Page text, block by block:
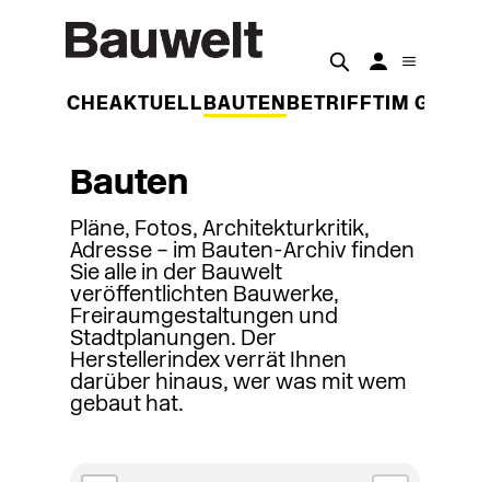
WOCHEAKTUELL BAUTEN BETRIFFT IM
Bauten
Pläne, Fotos, Architekturkritik,
Adresse – im Bauten-Archiv finden
Sie alle in der Bauwelt
veröffentlichten Bauwerke,
Freiraumgestaltungen und
Stadtplanungen. Der
Herstellerindex verrät Ihnen
darüber hinaus, wer was mit wem
gebaut hat.